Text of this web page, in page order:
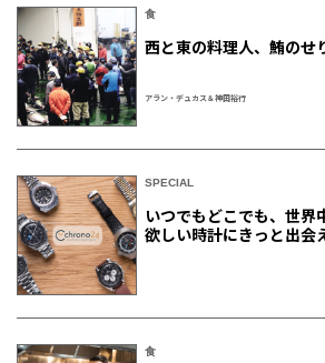
食
西と東の料理人、鮪のせ
アラン・デュカス＆神田裕行
SPECIAL
いつでもどこでも、世界
欲しい時計にきっと出会
食